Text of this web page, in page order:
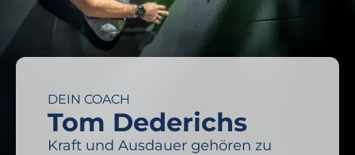
DEIN COACH
Tom Dederichs
Kraft und Ausdauer gehören zu